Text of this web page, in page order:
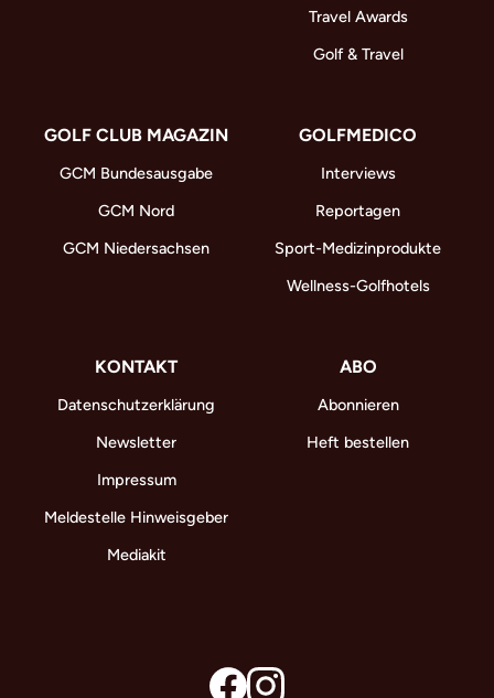
Travel Awards
Golf & Travel
GOLF CLUB MAGAZIN
GCM Bundesausgabe
GCM Nord
GCM Niedersachsen
GOLFMEDICO
Interviews
Reportagen
Sport-Medizinprodukte
Wellness-Golfhotels
KONTAKT
Datenschutzerklärung
Newsletter
Impressum
Meldestelle Hinweisgeber
Mediakit
ABO
Abonnieren
Heft bestellen